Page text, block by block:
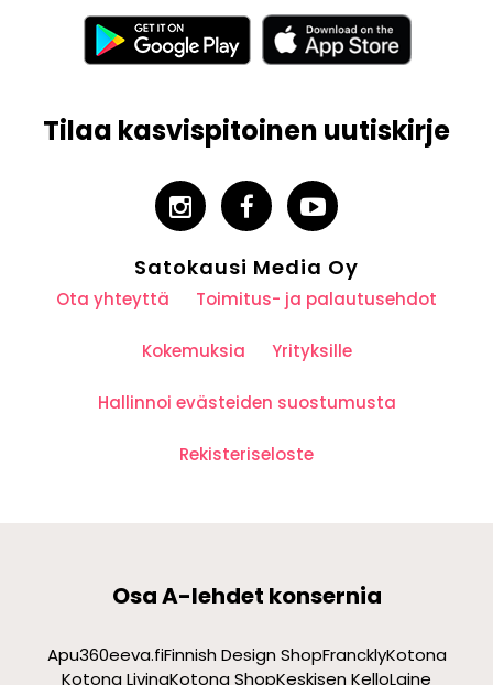
Tilaa kasvispitoinen uutiskirje
Satokausi Media Oy
Ota yhteyttä Toimitus- ja palautusehdot
Kokemuksia Yrityksille
Hallinnoi evästeiden suostumusta
Rekisteriseloste
Osa A-lehdet konsernia
Apu360eeva.fiFinnish Design ShopFrancklyKotona
Kotona LivingKotona ShopKeskisen KelloLaine